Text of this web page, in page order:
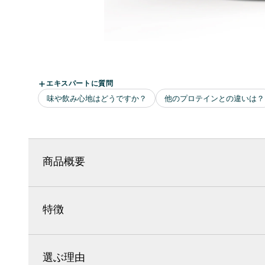
商品概要
特徴
選ぶ理由